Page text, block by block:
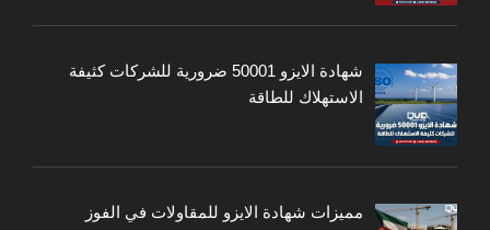
شهادة الايزو 50001 ضرورية للشركات كثيفة
الاستهلاك للطاقة
مميزات شهادة الايزو للمقاولات في الفوز